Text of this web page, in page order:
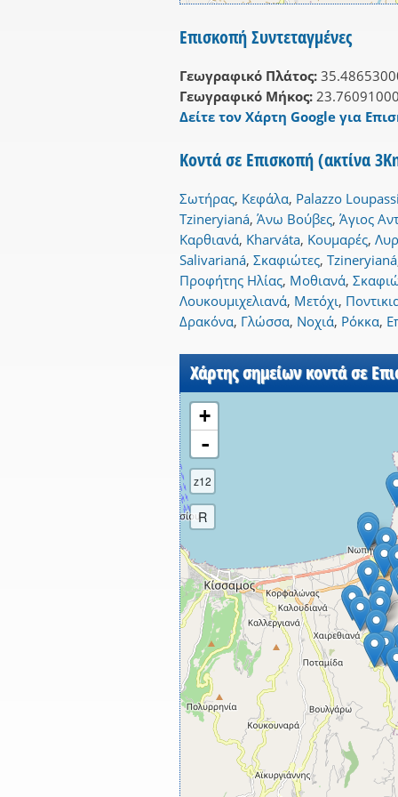
Επισκοπή Συντεταγμένες
Γεωγραφικό Πλάτος:
Γεωγραφικό Μήκος:
Δείτε τον Χάρτη Google για
Κοντά σε Επισκοπή (ακτίνα
Σωτήρας, Κεφάλα, Palazzo
Tzineryianá, Άνω Βούβες, Άγιος
Καρθιανά, Kharváta, Κουμαρές,
Salivarianá, Σκαφιώτες, Tzineryianá
Προφήτης Ηλίας, Μοθιανά,
Λουκουμιχελιανά, Μετόχι,
Δρακόνα, Γλώσσα, Νοχιά, Ρόκκα,
Χάρτης σημείων κοντά σε
+
-
z12
R